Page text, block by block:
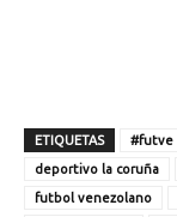
ETIQUETAS #futve
deportivo la coruña
futbol venezolano